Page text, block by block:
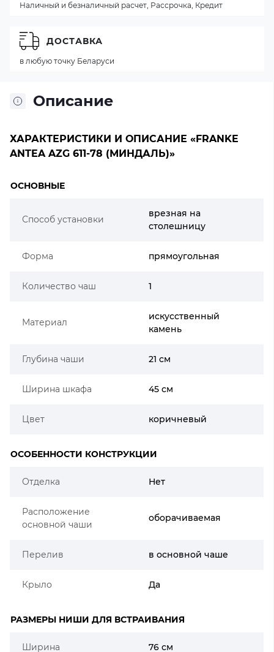
Описание
ХАРАКТЕРИСТИКИ И ОПИСАНИЕ «FRANKE
ANTEA AZG 611-78 (МИНДАЛЬ)»
ОСНОВНЫЕ
Способ установки
врезная на
столешницу
Форма прямоугольная
Количество чаш 1
Материал
искусственный
камень
Глубина чаши 21 см
Ширина шкафа 45 см
Цвет коричневый
ОСОБЕННОСТИ КОНСТРУКЦИИ
Отделка Нет
Расположение
основной чаши
оборачиваемая
Перелив в основной чаше
Крыло Да
РАЗМЕРЫ НИШИ ДЛЯ ВСТРАИВАНИЯ
Ширина 76 см
Наличный и безналичный расчет, Рассрочка, Кредит
ДОСТАВКА
в любую точку Беларуси